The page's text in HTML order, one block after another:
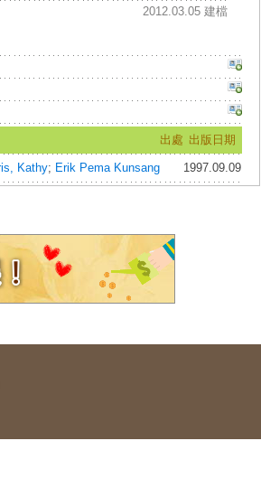
2012.03.05 建檔
出處 出版日期
Kathy; Erik Pema Kunsang 1997.09.09